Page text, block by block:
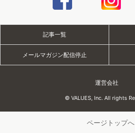
記事一覧
メールマガジン配信停止
運営会社
© VALUES, Inc. All rights
ページトップへ